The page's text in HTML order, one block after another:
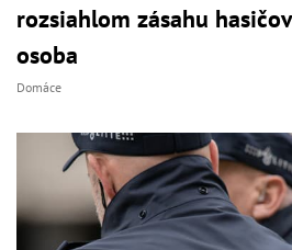
rozsiahlom zásahu
osoba
Domáce